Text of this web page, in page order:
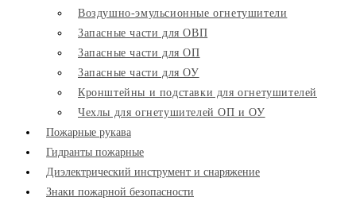
Воздушно-эмульсионные огнетушители
Запасные части для ОВП
Запасные части для ОП
Запасные части для ОУ
Кронштейны и подставки для огнетушителей
Чехлы для огнетушителей ОП и ОУ
Пожарные рукава
Гидранты пожарные
Диэлектрический инструмент и снаряжение
Знаки пожарной безопасности